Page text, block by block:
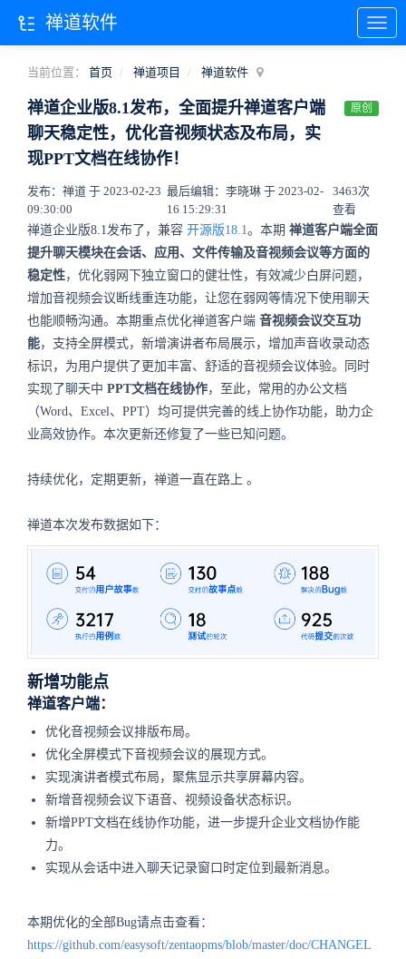
当前位置： 首页 禅道项目 禅道软件
禅道企业版8.1发布，全面提升禅道客户端
聊天稳定性，优化音视频状态及布局，实
现PPT文档在线协作！
原创
发布：禅道 于 2023-02-23
09:30:00
最后编辑：李晓琳 于 2023-02-
16 15:29:31
3463次
查看
禅道企业版8.1发布了，兼容 开源版18.1。本期 禅道客户端全面
提升聊天模块在会话、应用、文件传输及音视频会议等方面的
稳定性，优化弱网下独立窗口的健壮性，有效减少白屏问题，
增加音视频会议断线重连功能，让您在弱网等情况下使用聊天
也能顺畅沟通。本期重点优化禅道客户端 音视频会议交互功
能，支持全屏模式，新增演讲者布局展示，增加声音收录动态
标识，为用户提供了更加丰富、舒适的音视频会议体验。同时
实现了聊天中 PPT文档在线协作，至此，常用的办公文档
（Word、Excel、PPT）均可提供完善的线上协作功能，助力企
业高效协作。本次更新还修复了一些已知问题。
持续优化，定期更新，禅道一直在路上 。
禅道本次发布数据如下：
新增功能点
禅道客户端：
优化音视频会议排版布局。
优化全屏模式下音视频会议的展现方式。
实现演讲者模式布局，聚焦显示共享屏幕内容。
新增音视频会议下语音、视频设备状态标识。
新增PPT文档在线协作功能，进一步提升企业文档协作能
力。
实现从会话中进入聊天记录窗口时定位到最新消息。
本期优化的全部Bug请点击查看：
https://github.com/easysoft/zentaopms/blob/master/doc/CHANGEL
禅道软件